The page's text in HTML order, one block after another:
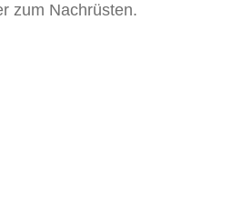
zum Nachrüsten.